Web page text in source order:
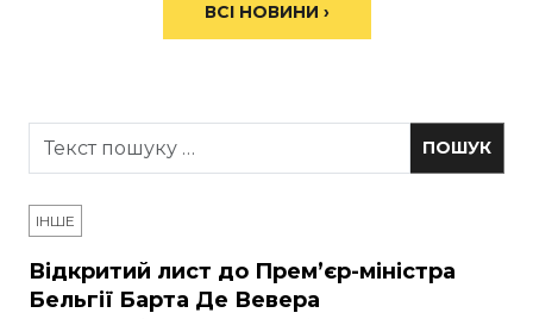
ВСІ НОВИНИ ›
ІНШЕ
Відкритий лист до Прем’єр-міністра
Бельгії Барта Де Вевера